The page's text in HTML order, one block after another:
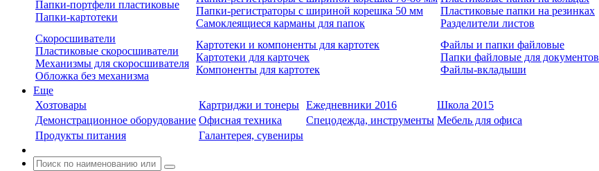
Папки-портфели пластиковые
Папки-картотеки
Папки-регистраторы с шириной корешка 50 мм
Самоклеящиеся карманы для папок
Пластиковые папки на резинках
Разделители листов
Скоросшиватели
Пластиковые скоросшиватели
Механизмы для скоросшивателя
Обложка без механизма
Картотеки и компоненты для картотек
Картотеки для карточек
Компоненты для картотек
Файлы и папки файловые
Папки файловые для документов
Файлы-вкладыши
Еще
Хозтовары
Картриджи и тонеры Ежедневники 2016
Школа 2015
Демонстрационное оборудование Офисная техника Спецодежда, инструменты Мебель для офиса
Продукты питания
Галантерея, сувениры